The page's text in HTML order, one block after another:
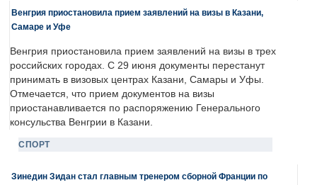
Венгрия приостановила прием заявлений на визы в Казани,
Самаре и Уфе
Венгрия приостановила прием заявлений на визы в трех
российских городах. С 29 июня документы перестанут
принимать в визовых центрах Казани, Самары и Уфы.
Отмечается, что прием документов на визы
приостанавливается по распоряжению Генерального
консульства Венгрии в Казани.
СПОРТ
Зинедин Зидан стал главным тренером сборной Франции по